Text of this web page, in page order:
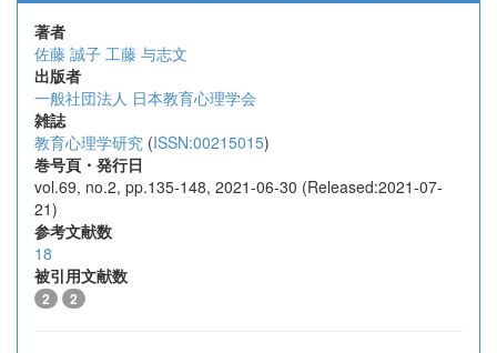
著者
佐藤 誠子 工藤 与志文
出版者
一般社団法人 日本教育心理学会
雑誌
教育心理学研究 (ISSN:00215015)
巻号頁・発行日
vol.69, no.2, pp.135-148, 2021-06-30 (Released:2021-07-
21)
参考文献数
18
被引用文献数
2 2